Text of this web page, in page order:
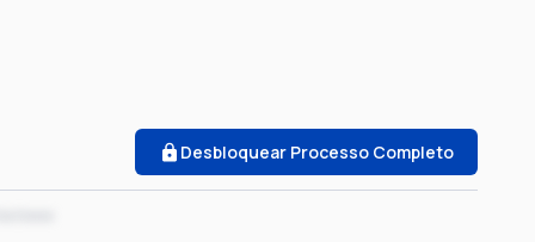
Desbloquear Processo Completo